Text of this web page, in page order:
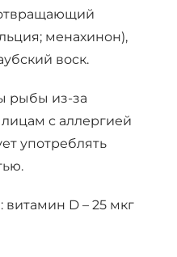
менахинон),
воск.
рыбы из-за
с аллергией
употреблять
D – 25 мкг